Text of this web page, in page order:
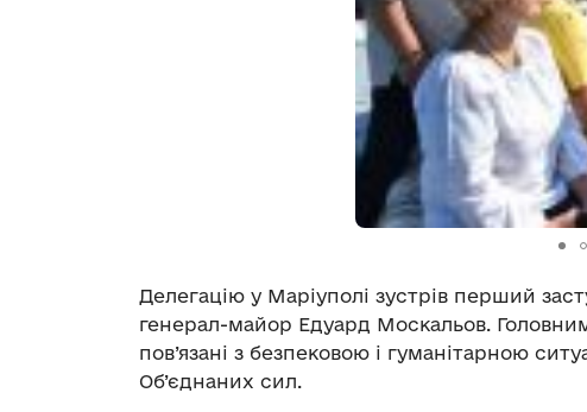
Делегацію у Маріуполі зустрів перший
генерал-майор Едуард Москальов.
пов’язані з безпековою і гуманітарною
Об’єднаних сил.